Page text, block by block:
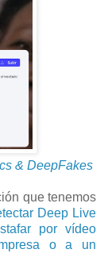
& DeepFakes
que tenemos
Deep Live
por vídeo
o a un